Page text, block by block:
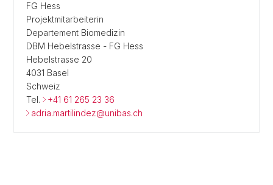
FG Hess
Projektmitarbeiterin
Departement Biomedizin
DBM Hebelstrasse - FG Hess
Hebelstrasse 20
4031 Basel
Schweiz
Tel.
+41 61 265 23 36
adria.martilindez@unibas.ch